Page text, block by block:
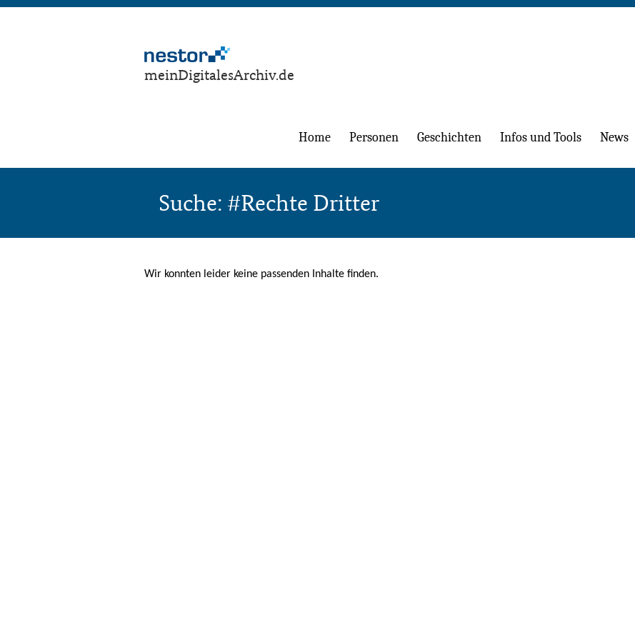
meinDigitalesArchiv.de
Home Personen Geschichten Infos und Tools News
Suche: #Rechte Dritter
Wir konnten leider keine passenden Inhalte finden.